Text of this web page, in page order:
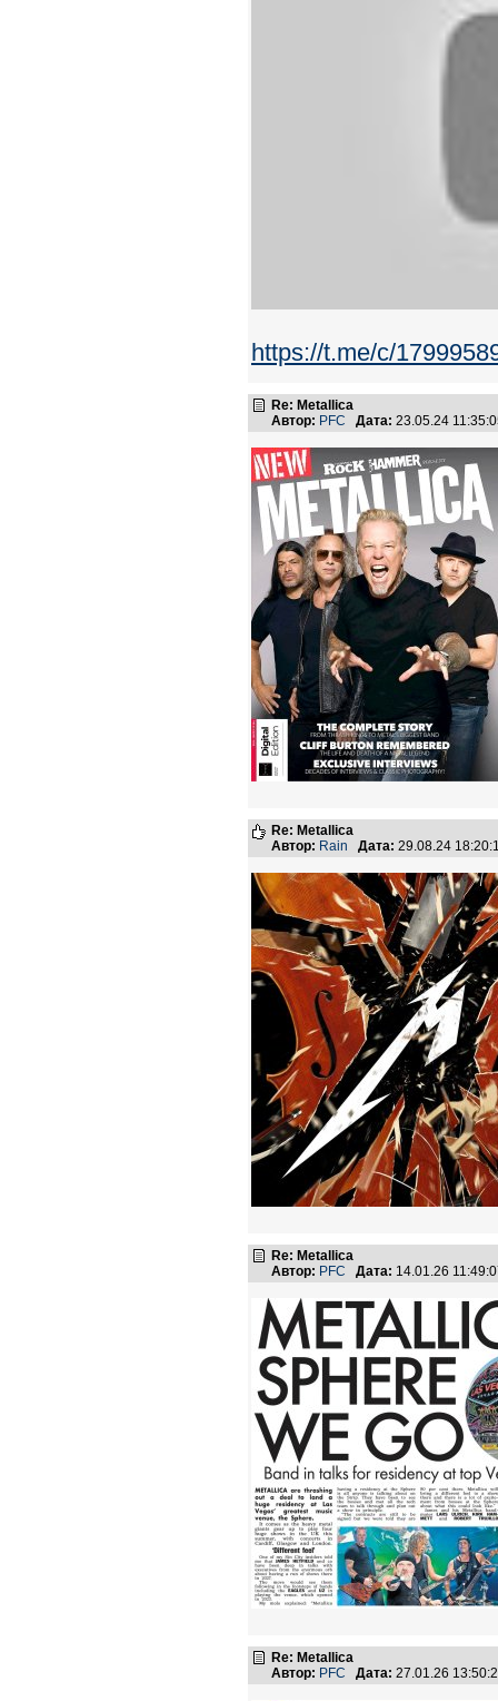
https://t.me/c/
Re: Metallica
Автор: PFC Дата: 23.05.24
Re: Metallica
Автор: Rain Дата: 29.08.24
Re: Metallica
Автор: PFC Дата: 14.01.26
Re: Metallica
Автор: PFC Дата: 27.01.26